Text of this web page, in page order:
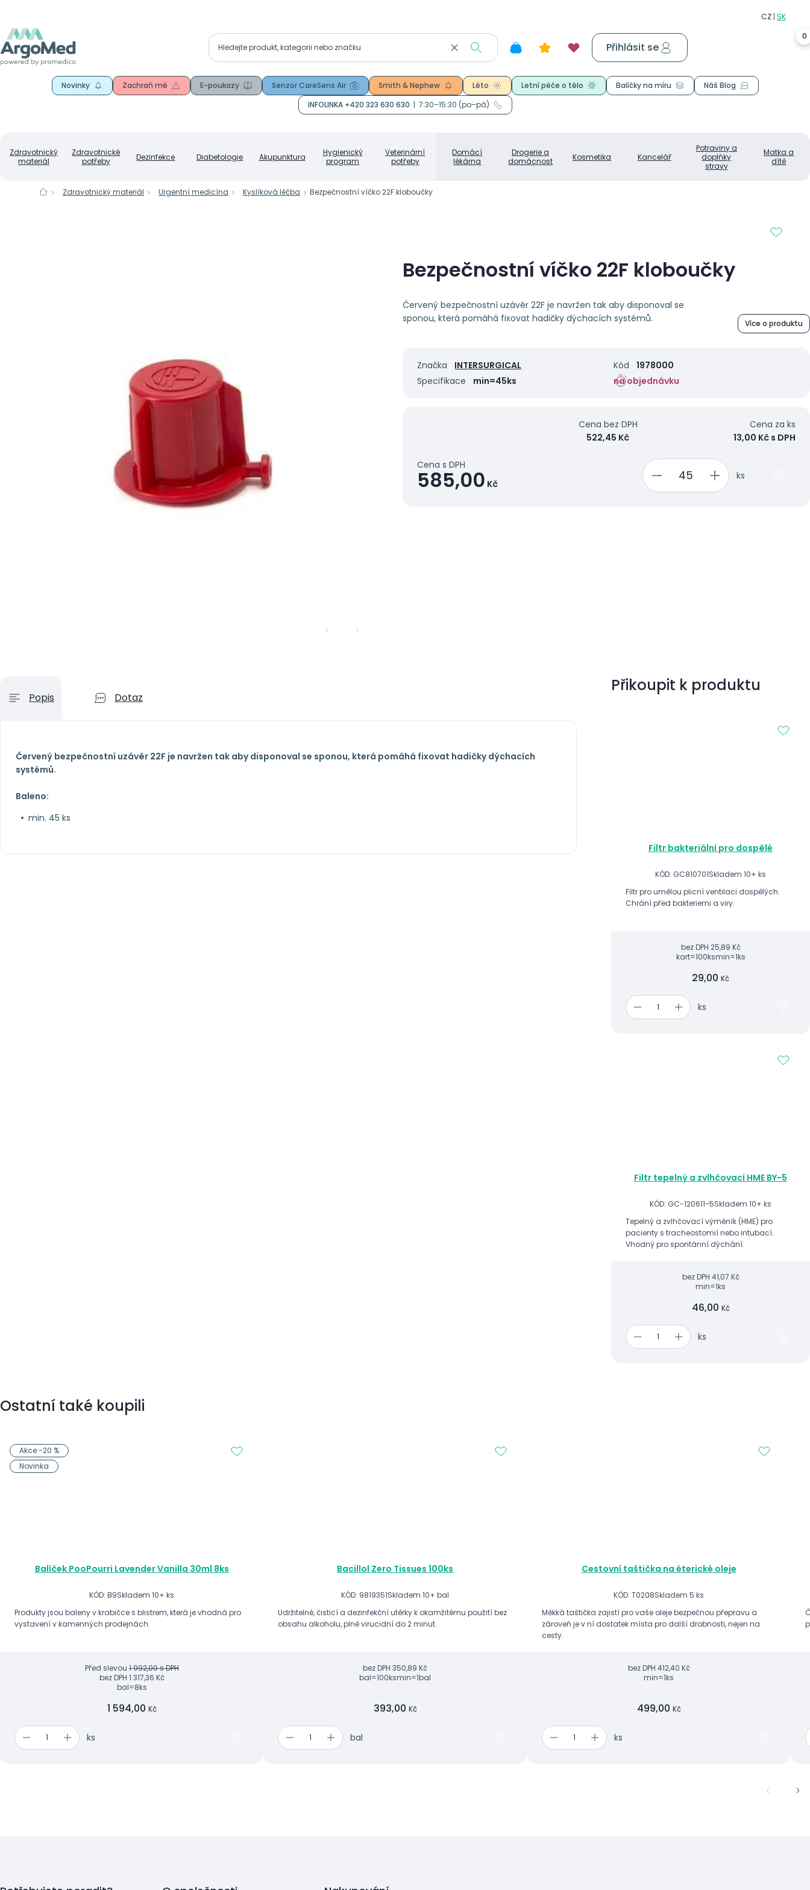
Zdravotnický
materiál
Zdravotnické
potřeby
Dezinfekce Diabetologie Akupunktura
Hygienický
program
Veterinární
potřeby
Domácí
lékárna
Drogerie a
domácnost
Kosmetika Kancelář
Potraviny a
doplňky
stravy
Matka a
dítě
0
Přihlásit se
Novinky Zachraň mě E-poukazy Senzor CareSens Air Smith & Nephew Léto Letní péče o tělo Balíčky na míru
Náš Blog
INFOLINKA +420 323 630 630
7:30–15:30 (po–pá)
Zdravotnický materiál Urgentní medicína Kyslíková léčba Bezpečnostní víčko 22F kloboučky
Bezpečnostní víčko 22F kloboučky
Červený bezpečnostní uzávěr 22F je navržen tak aby disponoval se
sponou, která pomáhá fixovat hadičky dýchacích systémů.
Více o produktu
Značka INTERSURGICAL Kód
1978000
Specifikace
min=45ks na objednávku
Cena s DPH
585,00 Kč
Cena za ks
13,00 Kč s DPH
Cena bez DPH
522,45 Kč
ks
Popis Dotaz
Červený bezpečnostní uzávěr 22F je navržen tak aby disponoval se sponou, která pomáhá fixovat hadičky dýchacích
systémů.
Baleno:
min. 45 ks
Přikoupit k produktu
Filtr bakteriální pro dospělé
KÓD: GC810701Skladem 10+ ks
Filtr pro umělou plicní ventilaci dospělých.
Chrání před bakteriemi a viry.
bez DPH 25,89 Kč
kart=100ksmin=1ks
29,00 Kč
ks
Filtr tepelný a zvlhčovací HME BY-5
KÓD: GC-120611-5Skladem 10+ ks
Tepelný a zvlhčovací výměník (HME) pro
pacienty s tracheostomií nebo intubací.
Vhodný pro spontánní dýchání.
bez DPH 41,07 Kč
min=1ks
46,00 Kč
ks
Ostatní také koupili
Balíček PooPourri Lavender Vanilla 30ml 8ks
KÓD: B9Skladem 10+ ks
Produkty jsou baleny v krabičce s blistrem, která je vhodná pro
vystavení v kamenných prodejnách.
Před slevou1 992,00 s DPH
bez DPH 1 317,36 Kč
bal=8ks
1 594,00 Kč
ks
Akce -20 %
Novinka
Bacillol Zero Tissues 100ks
KÓD: 9819351Skladem 10+ bal
Udržitelné, čisticí a dezinfekční utěrky k okamžitému použití bez
obsahu alkoholu, plně virucidní do 2 minut.
bez DPH 350,89 Kč
bal=100ksmin=1bal
393,00 Kč
bal
Cestovní taštička na éterické oleje
KÓD: T0208Skladem 5 ks
Měkká taštička zajistí pro vaše oleje bezpečnou přepravu a
zároveň je v ní dostatek místa pro další drobnosti, nejen na
cesty.
bez DPH 412,40 Kč
min=1ks
499,00 Kč
ks